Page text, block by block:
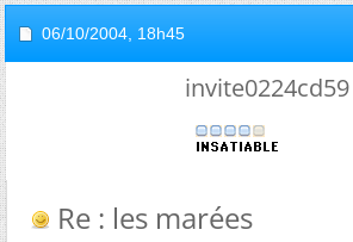
06/10/2004, 18h45
invite0224cd59
Re : les marées